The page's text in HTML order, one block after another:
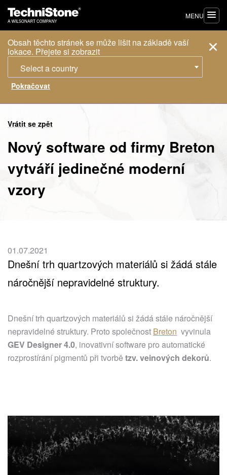
Obsah těchto stránek se může lišit na základě vaší
lokace. Přejete si zobrazit
Select a country
MENU
Vrátit se zpět
Nový software od firmy Breton
vytváří jedinečné moderní
vzory
01.07.2021
Dnešní trh quartzových materiálů si žádá stále
náročnější nepravidelné struktury.
Dnešní trh quartzových materiálů si žádá stále náročnější
nepravidelné struktury. Proto společnost Breton vyvinula
GEV Designer 4.0, inovativní software pro automatické
rozprostírání pigmentů při tvorbě tzv. veinových dekorů.